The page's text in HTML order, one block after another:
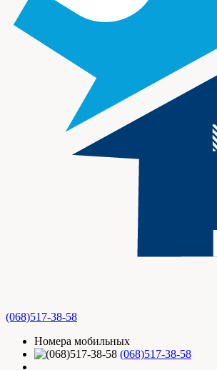
(068)517-38-58
Номера мобильных
(068)517-38-58